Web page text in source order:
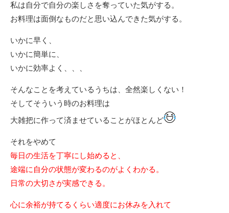
私は自分で自分の楽しさを奪っていた気がする。
お料理は面倒なものだと思い込んできた気がする。
いかに早く、
いかに簡単に、
いかに効率よく、、、
そんなことを考えているうちは、全然楽しくない！
そしてそういう時のお料理は
大雑把に作って済ませていることがほとんど
それをやめて
毎日の生活を丁寧にし始めると、
途端に自分の状態が変わるのがよくわかる。
日常の大切さが実感できる。
心に余裕が持てるくらい適度にお休みを入れて